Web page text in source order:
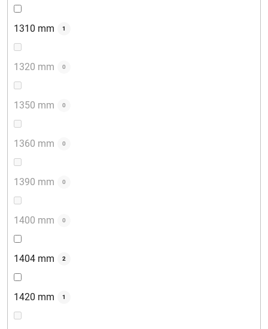
1310 mm 1
1320 mm 0
1350 mm 0
1360 mm 0
1390 mm 0
1400 mm 0
1404 mm 2
1420 mm 1